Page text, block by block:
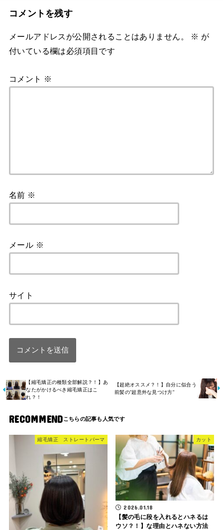
コメントを残す
メールアドレスが公開されることはありません。 ※ が
付いている欄は必須項目です
コメント ※
名前 ※
メール ※
サイト
【縮毛矯正の種類全部解説？！】あ
なたがかけるべき縮毛矯正はこ
れ？！
【超絶オススメ？！】自分に似合う
前髪の”超意外な見つけ方”
RECOMMEND
縮毛矯正 ストレートパーマ カット
2026.01.18
【髪の毛に段を入れるとハネるは
ウソ？！】な理由とハネない方法